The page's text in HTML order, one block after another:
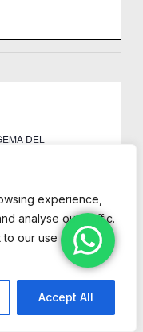
experience,
analyse our traffic.
our use of
Accept All
DEL
Malasaña, 26,